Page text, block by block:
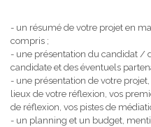
- un résumé de votre projet en
compris ;
- une présentation du candidat /
candidate et des éventuels
- une présentation de votre
lieux de votre réflexion, vos
de réflexion, vos pistes de
- un planning et un budget,